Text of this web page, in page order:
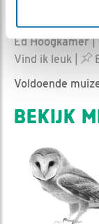
Ed Hoogkamer
Vind ik leuk
Voldoende
BEKIJK